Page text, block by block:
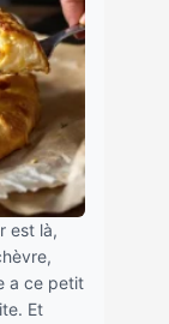
est là,
a ce petit
Et